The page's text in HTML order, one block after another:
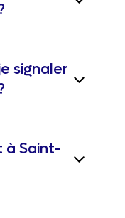
signaler
à Saint-